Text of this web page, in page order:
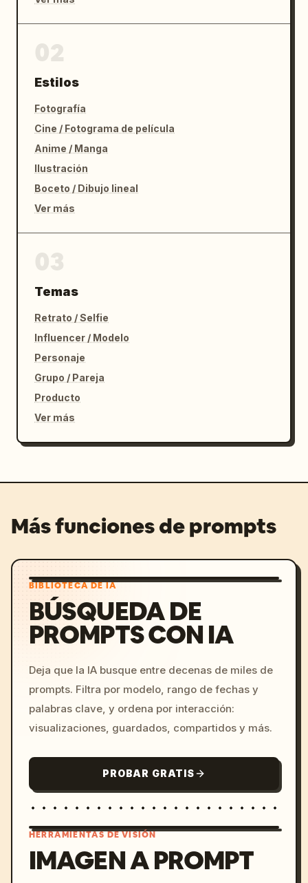
Estilos
Fotografía
Cine / Fotograma de película
Anime / Manga
Ilustración
Boceto / Dibujo lineal
Ver más
Temas
Retrato / Selfie
Influencer / Modelo
Personaje
Grupo / Pareja
Producto
Ver más
Más funciones de prompts
BIBLIOTECA DE IA
BÚSQUEDA DE
PROMPTS CON IA
Deja que la IA busque entre decenas de miles de
prompts. Filtra por modelo, rango de fechas y
palabras clave, y ordena por interacción:
visualizaciones, guardados, compartidos y más.
PROBAR GRATIS
HERRAMIENTAS DE VISIÓN
IMAGEN A PROMPT